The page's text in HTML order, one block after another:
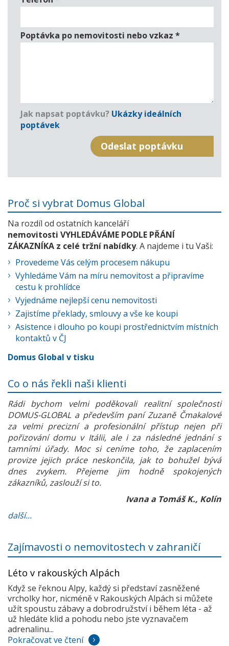
Poptávka po nemovitosti nebo vzkaz *
Jak napsat poptávku? Ukázky ideálních
poptávek
Proč si vybrat Domus Global
Na rozdíl od ostatních kanceláří
nemovitosti VYHLEDÁVÁME PODLE PŘÁNÍ
ZÁKAZNÍKA z celé tržní nabídky. A najdeme i tu Vaši:
Provedeme Vás celým procesem nákupu
Vyhledáme Vám na míru nemovitost a připravíme
cestu k prohlídce
Vyjednáme nejlepší cenu nemovitosti
Zajistíme překlady, smlouvy a vše ke koupi
Asistence i dlouho po koupi prostřednictvím místních
kontaktů v ČJ
Domus Global v tisku
Co o nás řekli naši klienti
Rádi bychom velmi poděkovali realitní společnosti
DOMUS-GLOBAL a především paní Zuzaně Čmakalové
za velmi precizní a profesionální přístup nejen při
pořizování domu v Itálii, ale i za následné jednání s
tamními úřady. Moc si ceníme toho, že zaplacením
provize jejich práce neskončila, jak to bohužel bývá
dnes zvykem. Přejeme jim hodně spokojených
zákazníků, zaslouží si to.
Ivana a Tomáš K., Kolín
další...
Zajímavosti o nemovitostech v zahraničí
Léto v rakouských Alpách
Když se řeknou Alpy, každý si představí zasněžené
vrcholky hor, nicméně v Rakouských Alpách si můžete
užít spoustu zábavy a dobrodružství i během léta - až
už hledáte klid a pohodu nebo jste vyznavačem
adrenalinu...
Pokračovat ve čtení